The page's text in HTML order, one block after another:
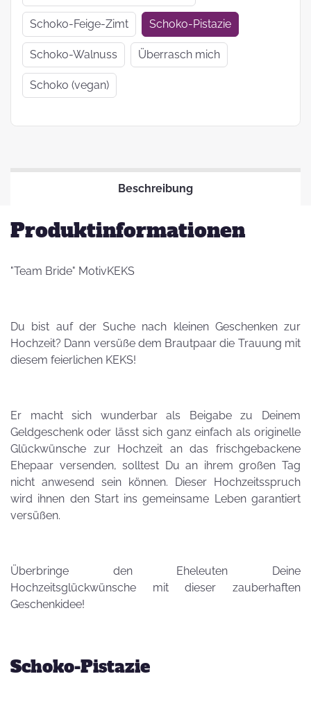
Schoko-Feige-Zimt Schoko-Pistazie
Schoko-Walnuss Überrasch mich
Schoko (vegan)
Beschreibung
Produktinformationen
"Team Bride" MotivKEKS
Du bist auf der Suche nach kleinen Geschenken zur
Hochzeit? Dann versüße dem Brautpaar die Trauung mit
diesem feierlichen KEKS!
Er macht sich wunderbar als Beigabe zu Deinem
Geldgeschenk oder lässt sich ganz einfach als originelle
Glückwünsche zur Hochzeit an das frischgebackene
Ehepaar versenden, solltest Du an ihrem großen Tag
nicht anwesend sein können. Dieser Hochzeitsspruch
wird ihnen den Start ins gemeinsame Leben garantiert
versüßen.
Überbringe den Eheleuten Deine
Hochzeitsglückwünsche mit dieser zauberhaften
Geschenkidee!
Schoko-Pistazie